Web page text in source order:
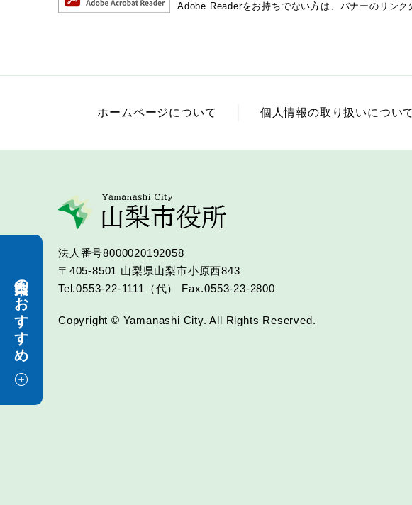
山梨市のおすすめ
Adobe Readerをお持ちでない方は、バナーのリンク
ホームページについて 個人情報の取り扱いについて
法人番号8000020192058
〒405-8501 山梨県山梨市小原西843
Tel.0553-22-1111（代）
Fax.0553-23-2800
Copyright © Yamanashi City. All Rights Reserved.